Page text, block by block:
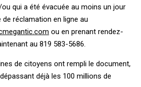
qui a été évacuée au moins un jour
réclamation en ligne au
ou en prenant rendez-
au 819 583-5686.
de citoyens ont rempli le document,
déjà les 100 millions de